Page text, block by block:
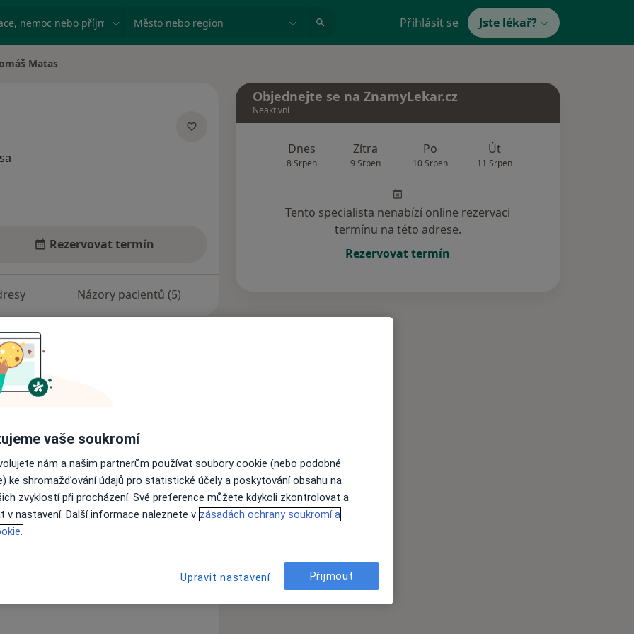
nemoc nebo příjmení Město nebo region Přihlásit se Jste lékař?
městaMatas
Rezervovat termín
Názory pacientů (5)
Paradontóza
Objednejte se na ZnamyLekar.cz
Neaktivní
Dnes
8 Srpen
Zítra
9 Srpen
Po
10 Srpen
Út
11 Srpen
Tento specialista nenabízí online rezervaci
termínu na této adrese.
Rezervovat termín
vaše soukromí
nám a našim partnerům používat soubory cookie (nebo podobné
ke shromažďování údajů pro statistické účely a poskytování obsahu na
zvyklostí při procházení. Své preference můžete kdykoli zkontrolovat a
v nastavení. Další informace naleznete v zásadách ochrany soukromí a
Upravit nastavení Přijmout